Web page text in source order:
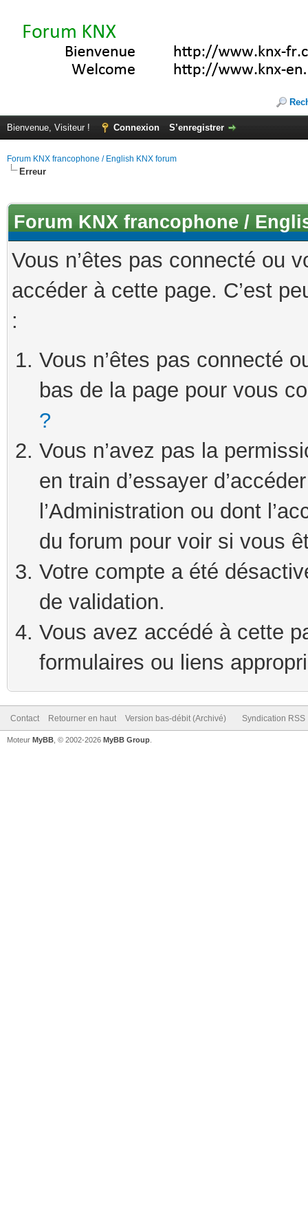
Bienvenue, Visiteur ! Connexion S’enregistrer
Forum KNX francophone / English KNX forum
Erreur
Forum KNX francophone /
Vous n’êtes pas connecté ou
accéder à cette page. C’est
:
Vous n’êtes pas connecté
bas de la page pour vous
?
Vous n’avez pas la
en train d’essayer
l’Administration ou dont
du forum pour voir si vous
Votre compte a été
de validation.
Vous avez accédé à cette
formulaires ou liens
Contact Retourner en haut Version bas-débit (Archivé) Syndication RSS
Moteur MyBB , © 2002-2026 MyBB Group